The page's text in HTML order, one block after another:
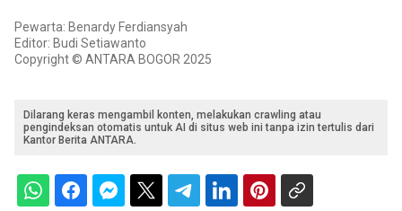
Pewarta: Benardy Ferdiansyah
Editor: Budi Setiawanto
Copyright © ANTARA BOGOR 2025
Dilarang keras mengambil konten, melakukan crawling atau
pengindeksan otomatis untuk AI di situs web ini tanpa izin tertulis dari
Kantor Berita ANTARA.